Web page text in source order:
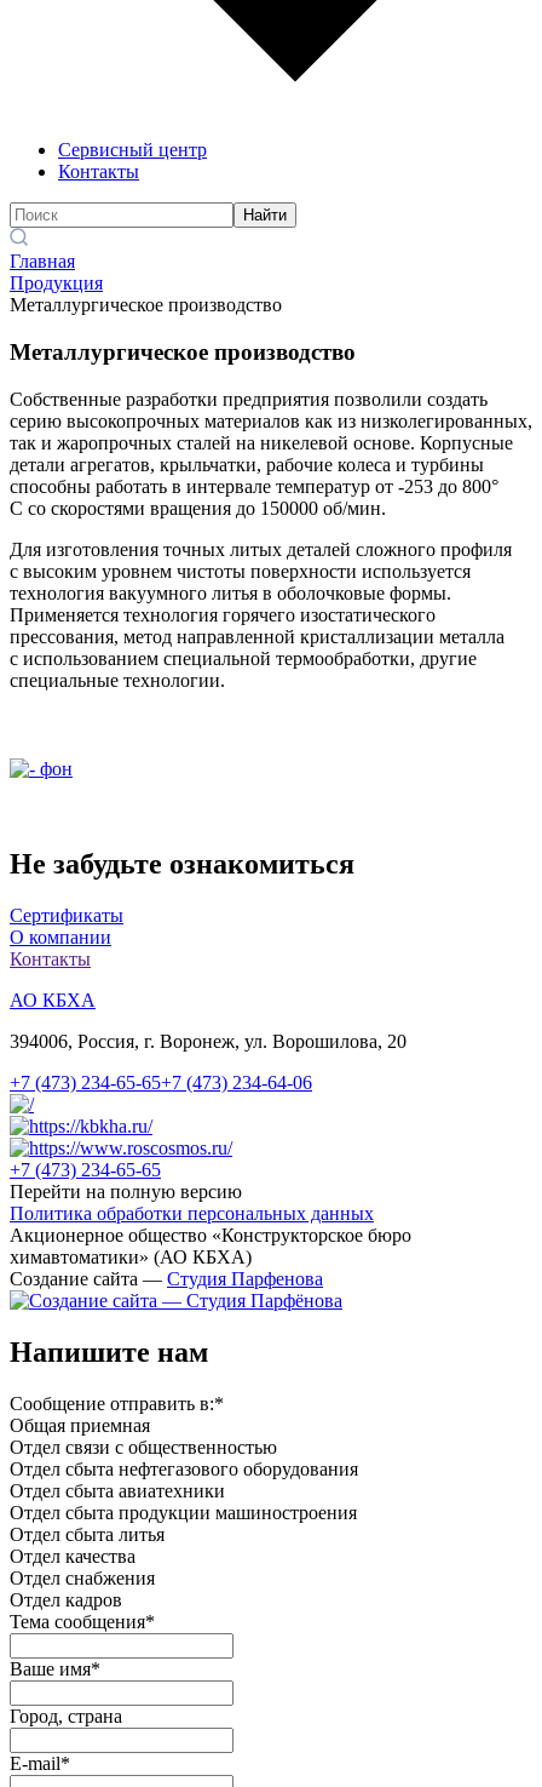
Сервисный центр
Контакты
Найти
Главная
Продукция
Металлургическое производство
Металлургическое производство
Собственные разработки предприятия позволили создать
серию высокопрочных материалов как из низколегированных,
так и жаропрочных сталей на никелевой основе. Корпусные
детали агрегатов, крыльчатки, рабочие колеса и турбины
способны работать в интервале температур от -253 до 800°
С со скоростями вращения до 150000 об/мин.
Для изготовления точных литых деталей сложного профиля
с высоким уровнем чистоты поверхности используется
технология вакуумного литья в оболочковые формы.
Применяется технология горячего изостатического
прессования, метод направленной кристаллизации металла
с использованием специальной термообработки, другие
специальные технологии.
Не забудьте ознакомиться
Сертификаты
О компании
Контакты
АО КБХА
394006, Россия, г. Воронеж, ул. Ворошилова, 20
+7 (473) 234-65-65+7 (473) 234-64-06
+7 (473) 234-65-65
Перейти на полную версию
Политика обработки персональных данных
Акционерное общество «Конструкторское бюро
химавтоматики» (АО КБХА)
Создание сайта — Студия Парфенова
Напишите нам
Сообщение отправить в:*
Общая приемная
Отдел связи с общественностью
Oтдел сбыта нефтегазового оборудования
Отдел сбыта авиатехники
Отдел сбыта продукции машиностроения
Отдел сбыта литья
Отдел качества
Oтдел снабжения
Отдел кадров
Тема сообщения*
Ваше имя*
Город, страна
E-mail*